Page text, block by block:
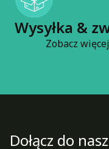
Wysyłka &
Zobacz więcej
Dołącz do